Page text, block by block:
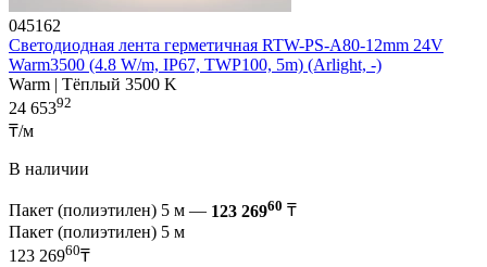
045162
Светодиодная лента герметичная RTW-PS-A80-12mm 24V
Warm3500 (4.8 W/m, IP67, TWP100, 5m) (Arlight, -)
Warm | Тёплый 3500 K
24 65392
₸/м
В наличии
Пакет (полиэтилен) 5 м — 123 26960 ₸
Пакет (полиэтилен) 5 м
123 26960₸